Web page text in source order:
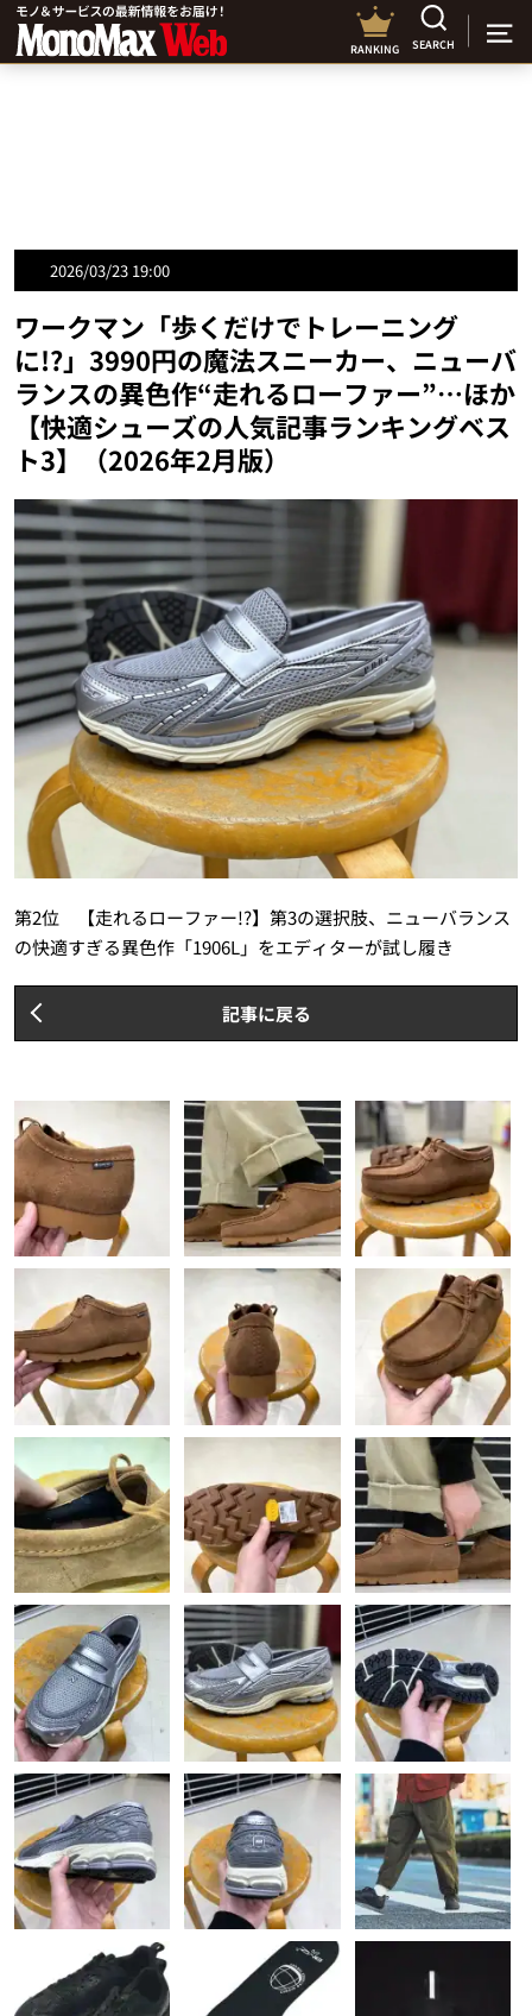
RANKING SEARCH
2026/03/23 19:00
ワークマン「歩くだけでトレーニング
に!?」3990円の魔法スニーカー、ニューバ
ランスの異色作“走れるローファー”…ほか
【快適シューズの人気記事ランキングベス
ト3】（2026年2月版）
第2位 【走れるローファー!?】第3の選択肢、ニューバランス
の快適すぎる異色作「1906L」をエディターが試し履き
記事に戻る